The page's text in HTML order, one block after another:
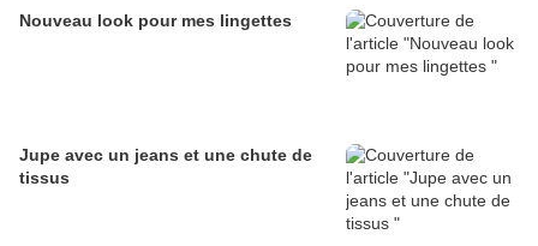
Nouveau look pour mes lingettes
Jupe avec un jeans et une chute de
tissus